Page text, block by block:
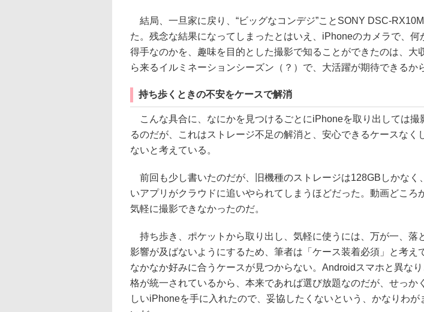
結局、一旦家に戻り、“ビッグなコンデジ”ことSONY DSC-
た。残念な結果になってしまったとはいえ、iPhoneのカメラで、何
得手なのかを、趣味を目的とした撮影で知ることができたのは、大
ら来るイルミネーションシーズン（？）で、大活躍が期待できるか
持ち歩くときの不安をケースで解消
こんな具合に、なにかを見つけるごとにiPhoneを取り出しては撮
るのだが、これはストレージ不足の解消と、安心できるケースなく
ないと考えている。
前回も少し書いたのだが、旧機種のストレージは128GBしかなく
いアプリがクラウドに追いやられてしまうほどだった。動画どころ
気軽に撮影できなかったのだ。
持ち歩き、ポケットから取り出し、気軽に使うには、万が一、落
影響が及ばないようにするため、筆者は「ケース装着必須」と考え
なかなか好みに合うケースが見つからない。Androidスマホと異な
格が統一されているから、本来であれば選び放題なのだが、せっか
しいiPhoneを手に入れたので、妥協したくないという、かなりわが